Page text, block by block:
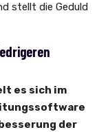
stellt die Geduld
es sich im
der